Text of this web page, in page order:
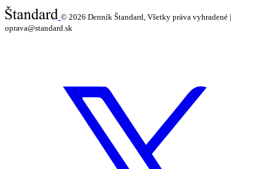
© 2026 Denník Štandard, Všetky práva vyhradené |
oprava@standard.sk